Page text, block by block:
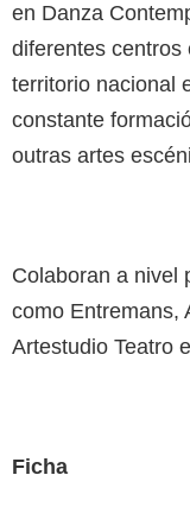
en Danza
diferentes centros
territorio nacional
constante
outras artes
Colaboran a nivel
como Entremans,
Artestudio Teatro
Ficha